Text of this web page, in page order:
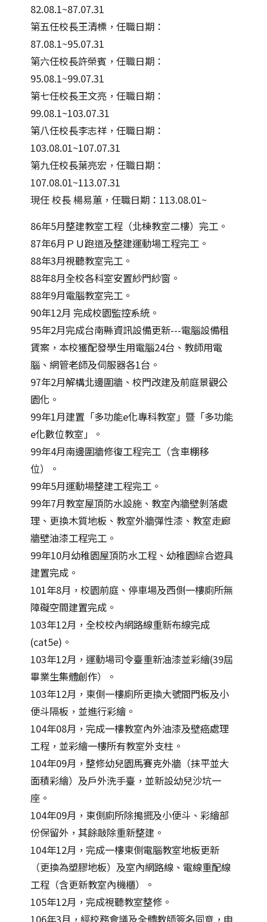
82.08.1~87.07.31
第五任校長王清標，任職日期：
87.08.1~95.07.31
第六任校長許榮賓，任職日期：
95.08.1~99.07.31
第七任校長王文亮，任職日期：
99.08.1~103.07.31
第八任校長李志祥，任職日期：
103.08.01~107.07.31
第九任校長葉亮宏，任職日期：
107.08.01~113.07.31
現任 校長 楊易蕙，任職日期：113.08.01~
86年5月整建教室工程（北棟教室二樓）完工。
87年6月ＰＵ跑道及整建運動場工程完工。
88年3月視聽教室完工。
88年8月全校各科室安置紗門紗窗。
88年9月電腦教室完工。
90年12月 完成校園監控系統。
95年2月完成台南縣資訊設備更新---電腦設備租
賃案，本校獲配發學生用電腦24台、教師用電
腦、網管老師及伺服器各1台。
97年2月解構北邊圍牆、校門改建及前庭景觀公
園化。
99年1月建置「多功能e化專科教室」暨「多功能
e化數位教室」。
99年4月南邊圍牆修復工程完工（含車棚移
位）。
99年5月運動場整建工程完工。
99年7月教室屋頂防水設施、教室內牆壁剝落處
理、更換木質地板、教室外牆彈性漆、教室走廊
牆壁油漆工程完工。
99年10月幼稚園屋頂防水工程、幼稚園綜合遊具
建置完成。
101年8月，校園前庭、停車場及西側一樓廁所無
障礙空間建置完成。
103年12月，全校校內網路線重新布線完成
(cat5e)。
103年12月，運動場司令臺重新油漆並彩繪(39屆
畢業生集體創作）。
103年12月，東側一樓廁所更換大號間門板及小
便斗隔板，並進行彩繪。
104年08月，完成一樓教室內外油漆及壁癌處理
工程，並彩繪一樓所有教室外支柱。
104年09月，整修幼兒園馬賽克外牆（抹平並大
面積彩繪）及戶外洗手臺，並新設幼兒沙坑一
座。
104年09月，東側廁所除搗擺及小便斗、彩繪部
份保留外，其餘敲除重新整建。
104年12月，完成一樓東側電腦教室地板更新
（更換為塑膠地板）及室內網路線、電線重配線
工程（含更新教室內機櫃）。
105年12月，完成視聽教室整修。
106年3月，經校務會議及全體教師簽名同意，申